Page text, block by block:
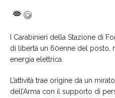
I Carabinieri della Stazione di
di libertà un 60enne del posto,
energia elettrica.
L’attività trae origine da un
dell’Arma con il supporto di